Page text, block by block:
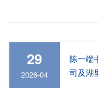
29
2026-04
陈一端
司及湖